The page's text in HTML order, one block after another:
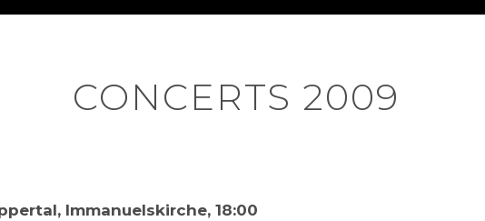
CONCERTS 2009
Immanuelskirche, 18:00